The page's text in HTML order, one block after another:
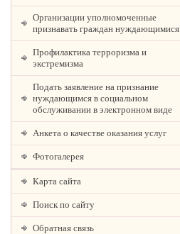
Организации уполномоченные
признавать граждан нуждающимися
Профилактика терроризма и
экстремизма
Подать заявление на признание
нуждающимся в социальном
обслуживании в электронном виде
Анкета о качестве оказания услуг
Фотогалерея
Карта сайта
Поиск по сайту
Обратная связь